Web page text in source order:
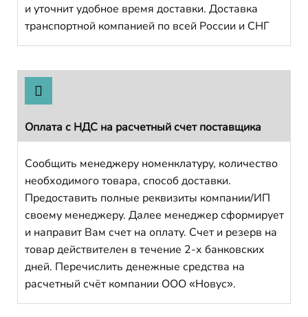
и уточнит удобное время доставки. Доставка
транспортной компанией по всей России и СНГ
Оплата с НДС на расчетный счет поставщика
Сообщить менеджеру номенклатуру, количество
необходимого товара, способ доставки.
Предоставить полные реквизиты компании/ИП
своему менеджеру. Далее менеджер сформирует
и направит Вам счет на оплату. Счет и резерв на
товар действителен в течение 2-х банковских
дней. Перечислить денежные средства на
расчетный счёт компании ООО «Новус».